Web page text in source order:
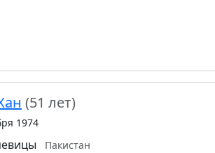
(51 лет)
1974
Пакистан